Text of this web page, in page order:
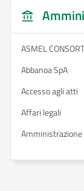
ASMEL
Abbanoa SpA
Accesso agli atti
Affari legali
Amministrazione